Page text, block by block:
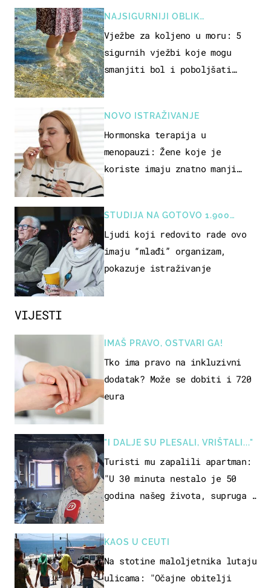
VIJESTI
IMAŠ PRAVO, OSTVARI GA!
Tko ima pravo na inkluzivni
dodatak? Može se dobiti i 720
eura
"I DALJE SU PLESALI, VRIŠTALI..."
Turisti mu zapalili apartman:
"U 30 minuta nestalo je 50
godina našeg života, supruga i
KAOS U CEUTI
Na stotine maloljetnika lutaju
ulicama: "Očajne obitelji
NAJSIGURNIJI OBLIK
REKREACIJE
Vježbe za koljeno u moru: 5
sigurnih vježbi koje mogu
smanjiti bol i poboljšati
NOVO ISTRAŽIVANJE
Hormonska terapija u
menopauzi: Žene koje je
koriste imaju znatno manji
STUDIJA NA GOTOVO 1.900
OSOBA
Ljudi koji redovito rade ovo
imaju “mlađi” organizam,
pokazuje istraživanje